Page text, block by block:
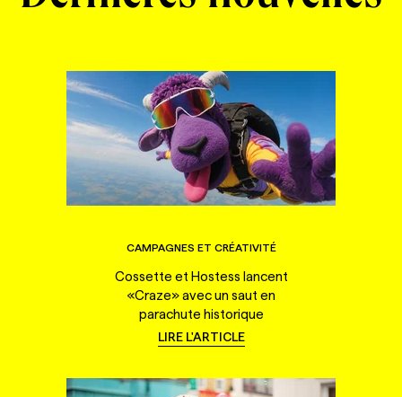
CAMPAGNES ET CRÉATIVITÉ
Cossette et Hostess lancent
«Craze» avec un saut en
parachute historique
LIRE L'ARTICLE